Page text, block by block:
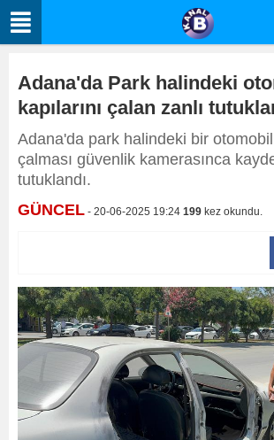
Adana'da Park halindeki
kapılarını çalan zanlı
Adana'da park halindeki bir
çalması güvenlik kamerasınca
tutuklandı.
GÜNCEL - 20-06-2025 19:24 199 kez okundu.